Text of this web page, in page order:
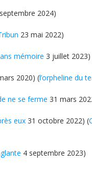
2024)
23 mai 2022)
mémoire 3 juillet 2023)
2020) (l’orpheline du
ne se ferme 31 mars
eux 31 octobre 2022) (
4 septembre 2023)